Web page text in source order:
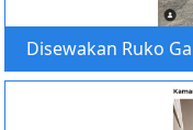
Disewakan Ruko